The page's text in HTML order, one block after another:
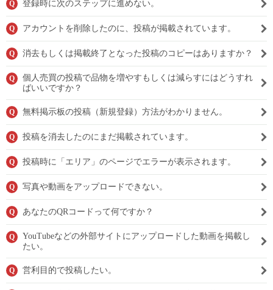
Q 登録時に次のステップに進めない。
Q アカウントを削除したのに、投稿が掲載されています。
Q 消去もしくは掲載終了となった投稿のコピーはありますか？
Q
個人売買の投稿で品物を増やすもしくは減らすにはどうすれ
ばいいですか？
Q 無料掲示板の投稿（新規登録）方法がわかりません。
Q 投稿を消去したのにまだ掲載されています。
Q 投稿時に「エリア」のページでエラーが表示されます。
Q 写真や動画をアップロードできない。
Q あなたのQRコードって何ですか？
Q
YouTubeなどの外部サイトにアップロードした動画を掲載し
たい。
Q 営利目的で投稿したい。